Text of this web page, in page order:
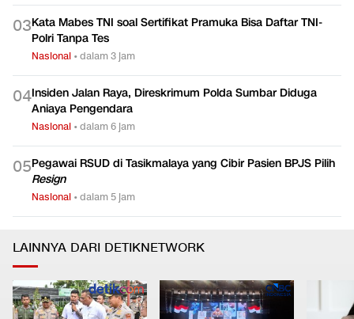
03Kata Mabes TNI soal Sertifikat Pramuka Bisa Daftar TNI-
Polri Tanpa Tes
Nasional •dalam 3 jam
04Insiden Jalan Raya, Direskrimum Polda Sumbar Diduga
Aniaya Pengendara
Nasional •dalam 6 jam
05Pegawai RSUD di Tasikmalaya yang Cibir Pasien BPJS Pilih
Resign
Nasional •dalam 5 jam
LAINNYA DARI DETIKNETWORK